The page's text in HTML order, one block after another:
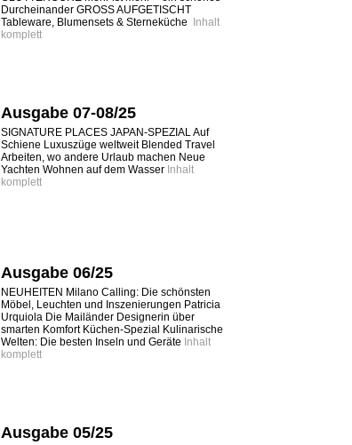
Durcheinander GROSS AUFGETISCHT
Tableware, Blumensets & Sterneküche
Inhalt
komplett
Ausgabe 07-08/25
SIGNATURE PLACES JAPAN-SPEZIAL Auf
Schiene Luxuszüge weltweit Blended Travel
Arbeiten, wo andere Urlaub machen Neue
Yachten Wohnen auf dem Wasser Inhalt
komplett
Ausgabe 06/25
NEUHEITEN Milano Calling: Die schönsten
Möbel, Leuchten und Inszenierungen Patricia
Urquiola Die Mailänder Designerin über
smarten Komfort Küchen-Spezial Kulinarische
Welten: Die besten Inseln und Geräte Inhalt
komplett
Ausgabe 05/25